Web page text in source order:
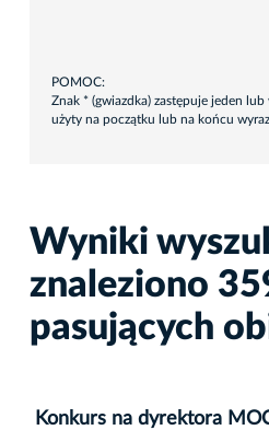
POMOC:
Znak * (gwiazdka) zastępuje jeden
użyty na początku lub na końcu
Wyniki
znaleziono
pasujących
Konkurs na dyrektora